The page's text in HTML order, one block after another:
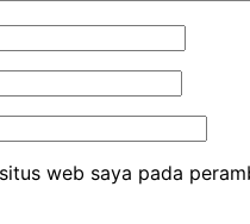
web saya pada